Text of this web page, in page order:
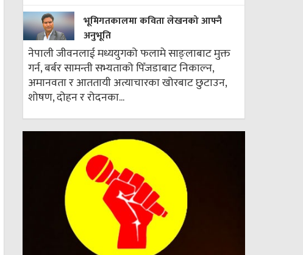
भूमिगतकालमा कविता लेखनको आफ्नै
अनुभूति
नेपाली जीवनलाई मध्ययुगको फलामे साङ्लाबाट मुक्त
गर्न, बर्बर सामन्ती सभ्यताको पिँजडाबाट निकाल्न,
अमानवता र आततायी अत्याचारका खोरबाट छुटाउन,
शोषण, दोहन र रोदनका...